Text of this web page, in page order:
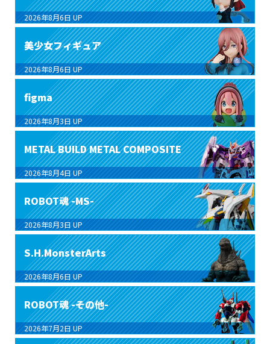
2026年8月6日 UP
美少女フィギュア
2026年8月6日 UP
figma
2026年8月3日 UP
METAL BUILD METAL COMPOSITE
2026年8月4日 UP
ROBOT魂 -MS-
2026年8月3日 UP
S.H.MonsterArts
2026年8月6日 UP
ROBOT魂 -その他-
2026年7月2日 UP